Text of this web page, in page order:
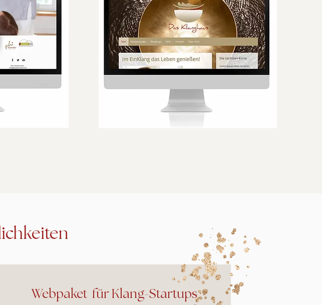
Webpaket für Klang-Startups